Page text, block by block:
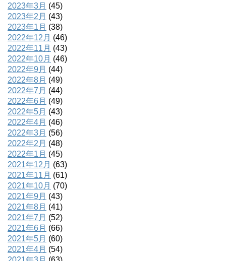
2023年3月 (45)
2023年2月 (43)
2023年1月 (38)
2022年12月 (46)
2022年11月 (43)
2022年10月 (46)
2022年9月 (44)
2022年8月 (49)
2022年7月 (44)
2022年6月 (49)
2022年5月 (43)
2022年4月 (46)
2022年3月 (56)
2022年2月 (48)
2022年1月 (45)
2021年12月 (63)
2021年11月 (61)
2021年10月 (70)
2021年9月 (43)
2021年8月 (41)
2021年7月 (52)
2021年6月 (66)
2021年5月 (60)
2021年4月 (54)